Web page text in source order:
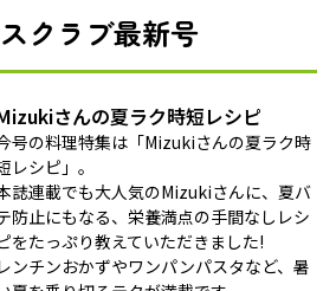
クラブ最新号
さんの夏ラク時短レシピ
号の料理特集は「Mizukiさんの夏ラク時
レシピ」。
誌連載でも大人気のMizukiさんに、夏バ
防止にもなる、栄養満点の手間なしレシ
をたっぷり教えていただきました!
レンチンおかずやワンパンパスタなど、暑